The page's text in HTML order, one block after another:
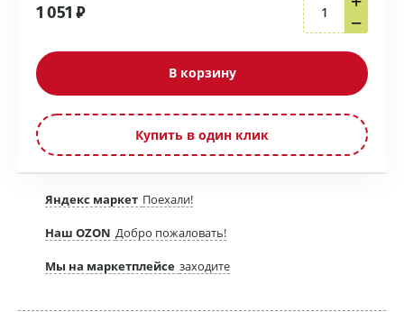
1 051 ₽
−
В корзину
Купить в один клик
Яндекс маркет Поехали!
Наш OZON Добро пожаловать!
Мы на маркетплейсе заходите